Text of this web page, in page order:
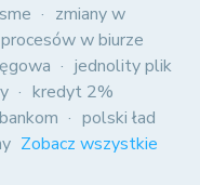
zmiany w
w biurze
jednolity plik
kredyt 2%
polski ład
Zobacz wszystkie